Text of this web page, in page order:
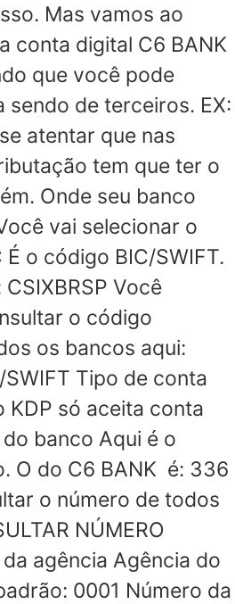
Mas vamos ao
conta digital C6 BANK
que você pode
de terceiros. EX:
atentar que nas
tem que ter o
Onde seu banco
vai selecionar o
o código BIC/SWIFT.
Você
o código
os bancos aqui:
SWIFT Tipo de conta
KDP só aceita conta
banco Aqui é o
O do C6 BANK é: 336
o número de todos
NÚMERO
agência Agência do
0001 Número da